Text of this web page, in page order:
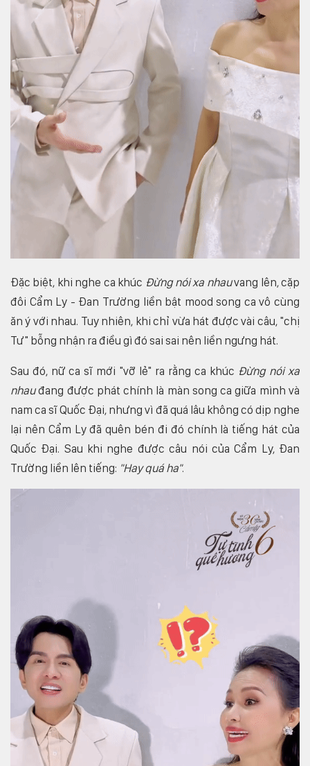
Đặc biệt, khi nghe ca khúc Đừng nói xa nhauvang lên, cặp
đôi Cẩm Ly - Đan Trường liền bật mood song ca vô cùng
ăn ý với nhau. Tuy nhiên, khi chỉ vừa hát được vài câu, "chị
Tư" bỗng nhận ra điều gì đó sai sai nên liền ngưng hát.
Sau đó, nữ ca sĩ mới "vỡ lẻ" ra rằng ca khúc Đừng nói xa
nhauđang được phát chính là màn song ca giữa mình và
nam ca sĩ Quốc Đại, nhưng vì đã quá lâu không có dịp nghe
lại nên Cẩm Ly đã quên bén đi đó chính là tiếng hát của
Quốc Đại. Sau khi nghe được câu nói của Cẩm Ly, Đan
Trường liền lên tiếng: "Hay quá ha".